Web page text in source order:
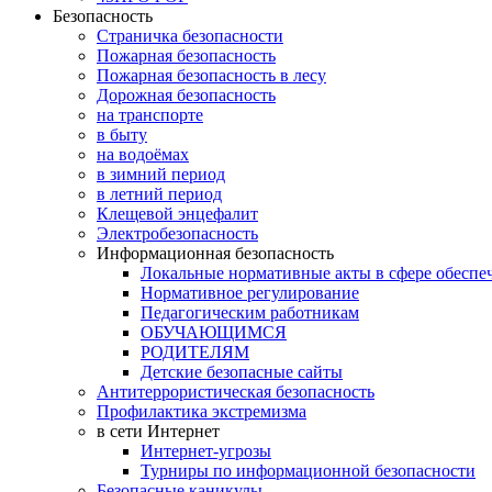
Безопасность
Страничка безопасности
Пожарная безопасность
Пожарная безопасность в лесу
Дорожная безопасность
на транспорте
в быту
на водоёмах
в зимний период
в летний период
Клещевой энцефалит
Электробезопасность
Информационная безопасность
Локальные нормативные акты в сфере
Нормативное регулирование
Педагогическим работникам
ОБУЧАЮЩИМСЯ
РОДИТЕЛЯМ
Детские безопасные сайты
Антитеррористическая безопасность
Профилактика экстремизма
в сети Интернет
Интернет-угрозы
Турниры по информационной безопасности